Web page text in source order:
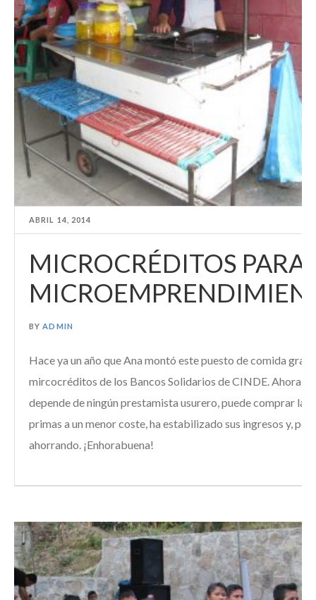
ABRIL 14, 2014
MICROCRÉDITOS PARA
BYADMIN
Hace ya un año que Ana montó este puesto de comida
mircocréditos de los Bancos Solidarios de CINDE. Ahora
depende de ningún prestamista usurero, puede comprar las
primas a un menor coste, ha estabilizado sus ingresos y, por
ahorrando. ¡Enhorabuena!